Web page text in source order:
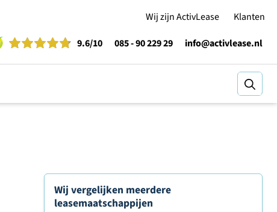
Wij zijn ActivLease
Klanten
9.6/10 085 - 90 229 29 info@activlease.nl
Wij vergelijken meerdere
leasemaatschappijen